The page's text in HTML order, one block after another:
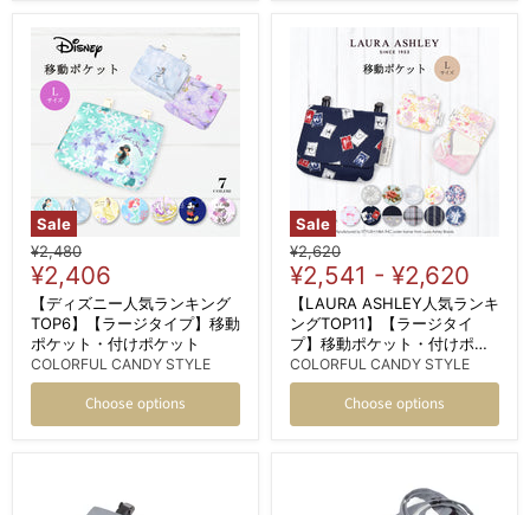
Sale
Original
price
¥2,480
Current
price
¥2,406
【ディズニー人気ランキング
TOP6】【ラージタイプ】移動
ポケット・付けポケット
COLORFUL CANDY STYLE
Choose options
Sale
Original
price
¥2,620
¥2,541 - ¥2,620
【LAURA ASHLEY人気ランキ
ングTOP11】【ラージタイ
プ】移動ポケット・付けポケ
ット
COLORFUL CANDY STYLE
Choose options